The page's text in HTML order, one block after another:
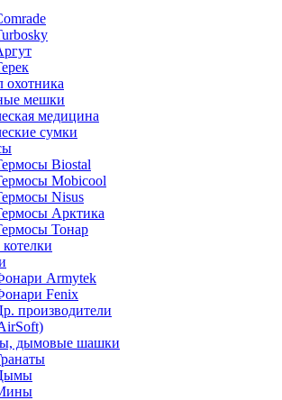
охотника
мешки
медицина
сумки
Biostal
Mobicool
Nisus
Арктика
Тонар
Armytek
Fenix
производители
дымовые шашки